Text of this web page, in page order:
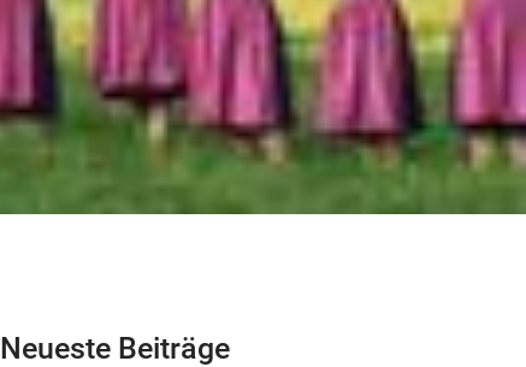
Neueste Beiträge